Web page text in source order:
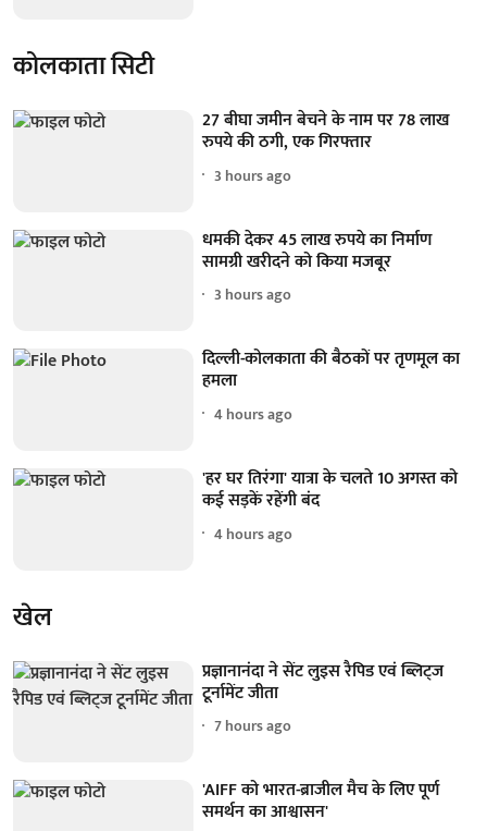
कोलकाता सिटी
27 बीघा जमीन बेचने के नाम पर 78 लाख
रुपये की ठगी, एक गिरफ्तार
3 hours ago
धमकी देकर 45 लाख रुपये का निर्माण
सामग्री खरीदने को किया मजबूर
3 hours ago
दिल्ली-कोलकाता की बैठकों पर तृणमूल का
हमला
4 hours ago
'हर घर तिरंगा' यात्रा के चलते 10 अगस्त को
कई सड़कें रहेंगी बंद
4 hours ago
खेल
प्रज्ञानानंदा ने सेंट लुइस रैपिड एवं ब्लिट्ज
टूर्नामेंट जीता
7 hours ago
'AIFF को भारत-ब्राजील मैच के लिए पूर्ण
समर्थन का आश्वासन'